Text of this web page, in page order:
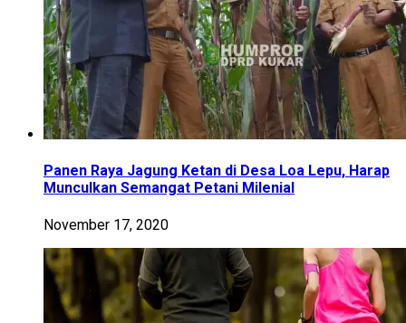
Panen Raya Jagung Ketan di Desa Loa Lepu, Harap
Munculkan Semangat Petani Milenial
November 17, 2020